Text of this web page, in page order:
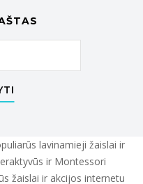
lavinamieji žaislai ir
ir Montessori
žaislai ir akcijos internetu